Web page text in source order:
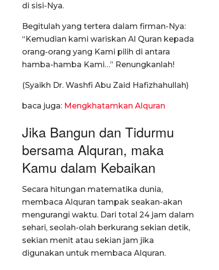
di sisi-Nya.
Begitulah yang tertera dalam firman-Nya:
“Kemudian kami wariskan Al Quran kepada
orang-orang yang Kami pilih di antara
hamba-hamba Kami…” Renungkanlah!
(Syaikh Dr. Washfi Abu Zaid Hafizhahullah)
baca juga: Mengkhatamkan Alquran
Jika Bangun dan Tidurmu
bersama Alquran, maka
Kamu dalam Kebaikan
Secara hitungan matematika dunia,
membaca Alquran tampak seakan-akan
mengurangi waktu. Dari total 24 jam dalam
sehari, seolah-olah berkurang sekian detik,
sekian menit atau sekian jam jika
digunakan untuk membaca Alquran.